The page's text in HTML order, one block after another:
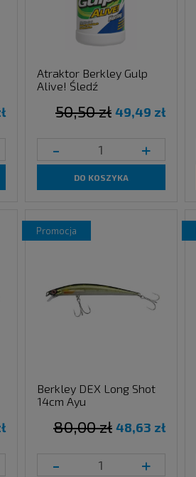
Atraktor Berkley Gulp
Alive! Śledź
49,49 zł
50,50 zł
- +
DO KOSZYKA
Berkley DEX Long Shot
14cm Ayu
48,63 zł
80,00 zł
- +
promocja